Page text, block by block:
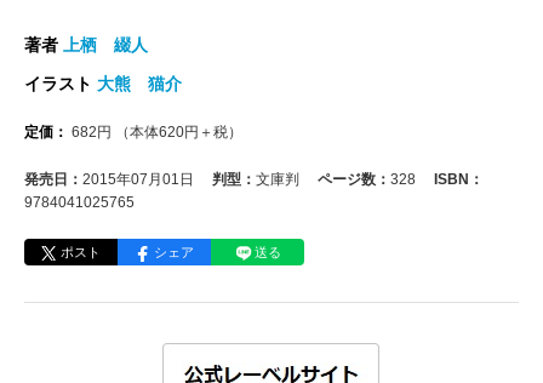
著者
上栖 綴人
イラスト 大熊 猫介
定価： 682 円 （本体620円＋税）
発売日： 2015年07月01日 判型： 文庫判 ページ数： 328
ISBN：
9784041025765
ポスト シェア 送る